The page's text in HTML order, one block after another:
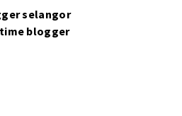
selangor
blogger